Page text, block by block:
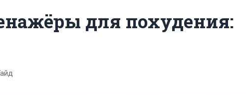
для похудения: